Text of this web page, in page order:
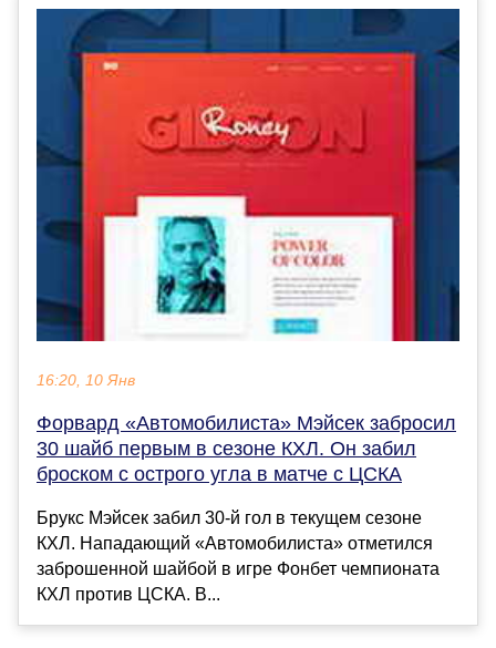
16:20, 10 Янв
Форвард «Автомобилиста» Мэйсек забросил
30 шайб первым в сезоне КХЛ. Он забил
броском с острого угла в матче с ЦСКА
Брукс Мэйсек забил 30-й гол в текущем сезоне
КХЛ. Нападающий «Автомобилиста» отметился
заброшенной шайбой в игре Фонбет чемпионата
КХЛ против ЦСКА. В...